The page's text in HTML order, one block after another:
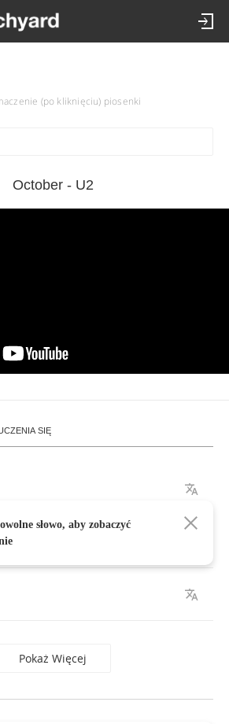
(po kliknięciu) piosenki
October - U2
SIĘ
stripped
Pokaż Więcej
słowo, aby zobaczyć